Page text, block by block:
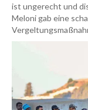
ist ungerecht und
Meloni gab eine